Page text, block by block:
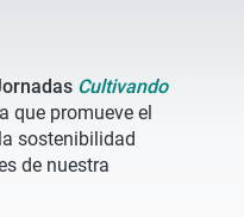
Cultivando
que promueve el
sostenibilidad
de nuestra